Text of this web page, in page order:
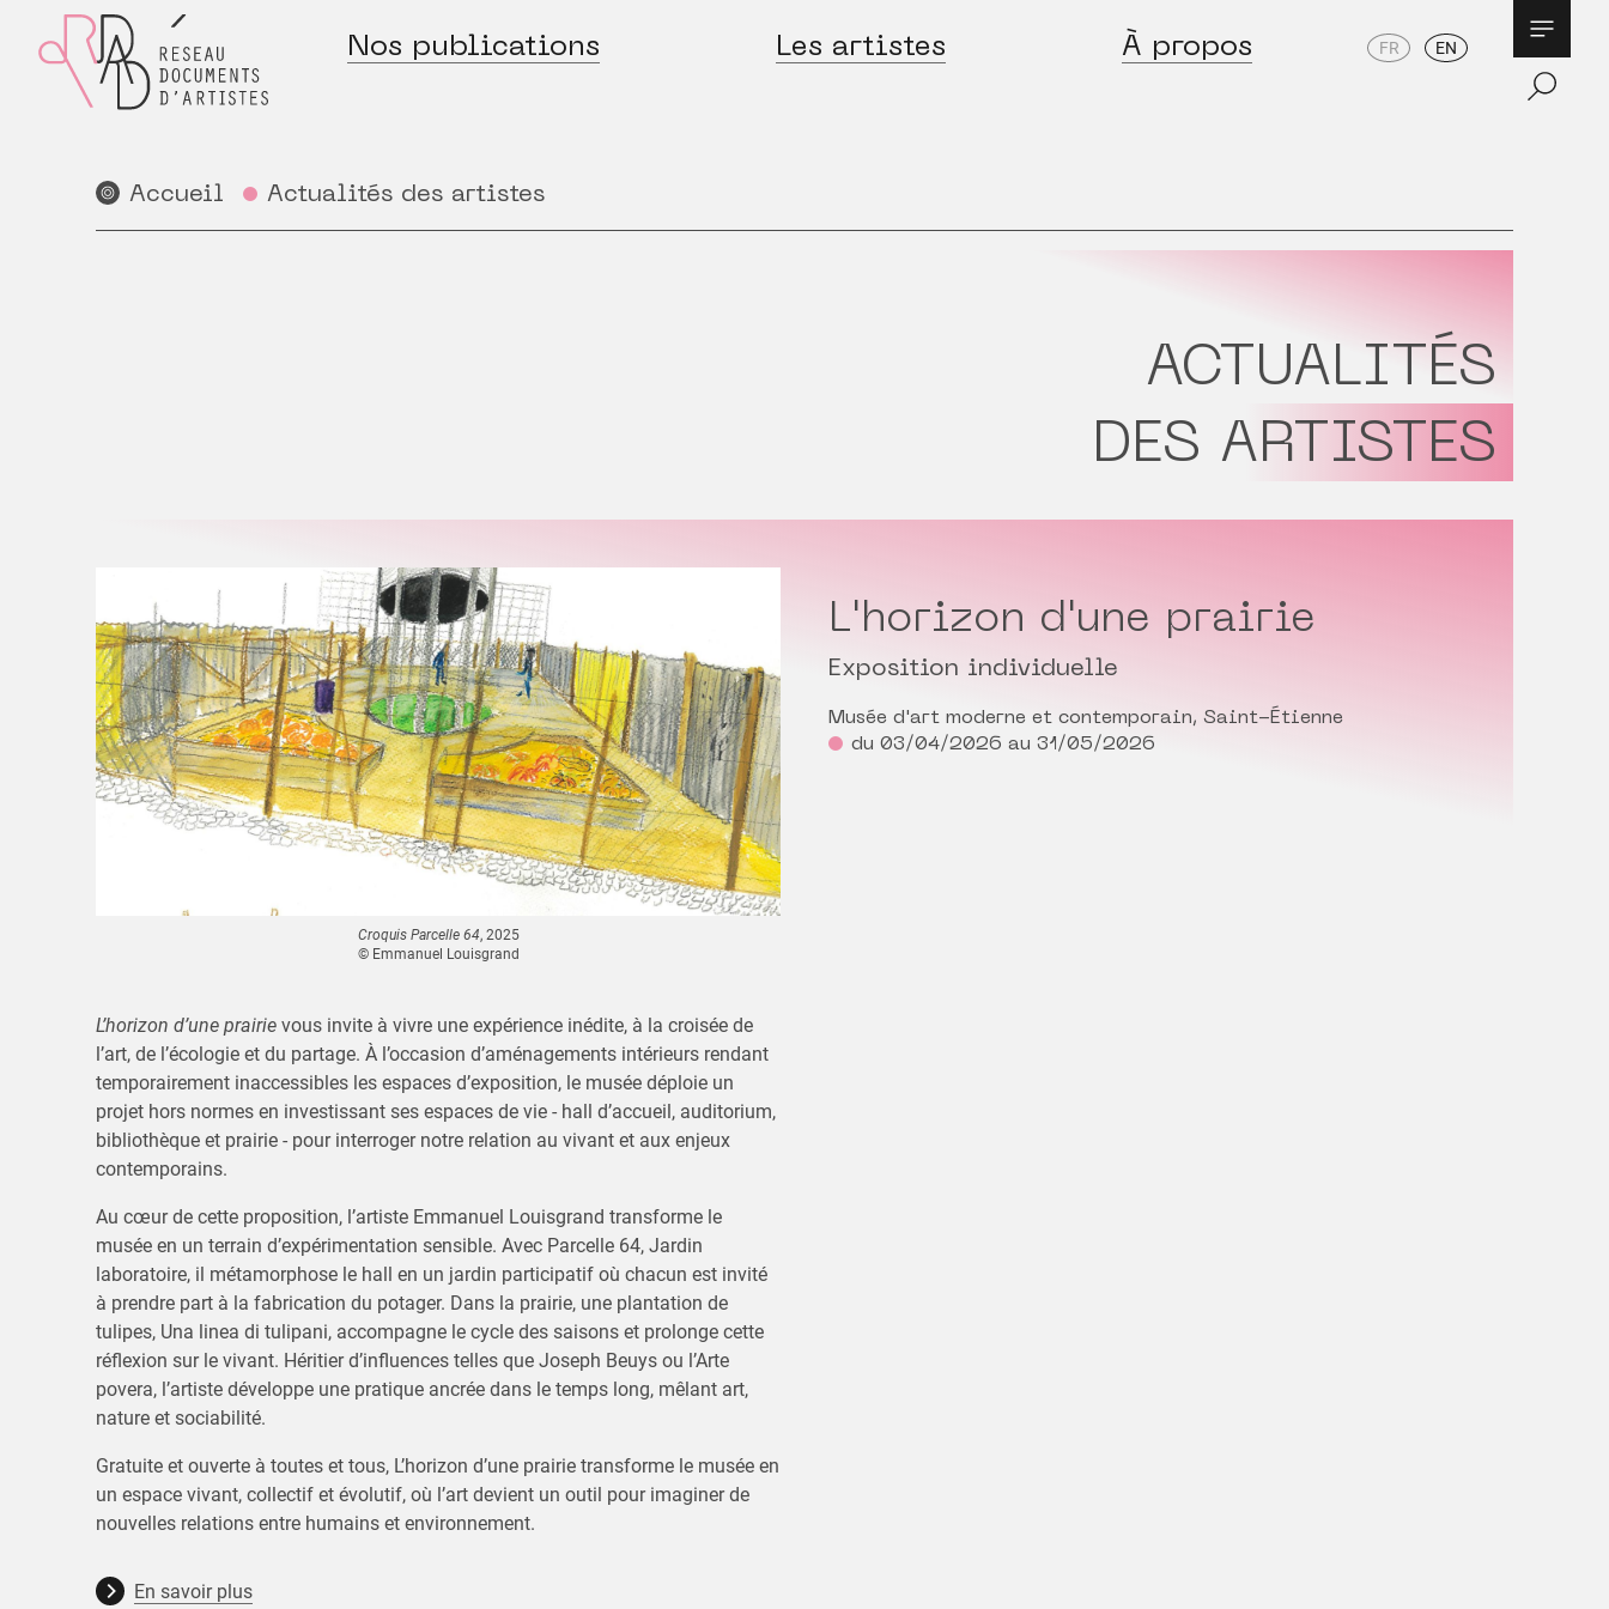
Nos publications Les artistes À propos FR EN
Accueil Actualités des artistes
ACTUALITÉS
DES ARTISTES
Croquis Parcelle 64, 2025
© Emmanuel Louisgrand
L'horizon d'une prairie
Exposition individuelle
Musée d'art moderne et contemporain, Saint-Étienne
du 03/04/2026 au 31/05/2026
L’horizon d’une prairie vous invite à vivre une expérience inédite, à la croisée de
l’art, de l’écologie et du partage. À l’occasion d’aménagements intérieurs rendant
temporairement inaccessibles les espaces d’exposition, le musée déploie un
projet hors normes en investissant ses espaces de vie - hall d’accueil, auditorium,
bibliothèque et prairie - pour interroger notre relation au vivant et aux enjeux
contemporains.
Au cœur de cette proposition, l’artiste Emmanuel Louisgrand transforme le
musée en un terrain d’expérimentation sensible. Avec Parcelle 64, Jardin
laboratoire, il métamorphose le hall en un jardin participatif où chacun est invité
à prendre part à la fabrication du potager. Dans la prairie, une plantation de
tulipes, Una linea di tulipani, accompagne le cycle des saisons et prolonge cette
réflexion sur le vivant. Héritier d’influences telles que Joseph Beuys ou l’Arte
povera, l’artiste développe une pratique ancrée dans le temps long, mêlant art,
nature et sociabilité.
Gratuite et ouverte à toutes et tous, L’horizon d’une prairie transforme le musée en
un espace vivant, collectif et évolutif, où l’art devient un outil pour imaginer de
nouvelles relations entre humains et environnement.
En savoir plus